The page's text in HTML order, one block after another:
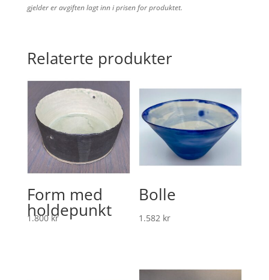
gjelder er avgiften lagt inn i prisen for produktet.
Relaterte produkter
Form med
holdepunkt
1.800 kr
Bolle
1.582 kr